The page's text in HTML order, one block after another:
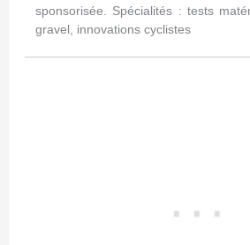
sponsorisée. Spécialités : tests
gravel, innovations cyclistes